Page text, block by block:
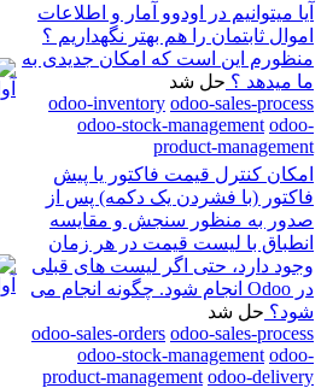
آیا میتوانیم در اودوو آمار و اطلاعات
اموال ثابتمان را هم بهتر نگهداریم ؟
منظورم این است که امکان جدیدی به
ما میدهد ؟ حل شد
odoo-inventory odoo-sales-process
odoo-stock-management odoo-
product-management
امکان کنترل قیمت فاکتور یا پیش
فاکتور (با فشردن یک دکمه) پس از
صدور به منظور سنجش و مقایسه
انطباق با لیست قیمت در هر زمان
وجود دارد، حتی اگر لیست های قبلی
در Odoo انجام شود. چگونه انجام می
شود؟ حل شد
odoo-sales-orders odoo-sales-process
odoo-stock-management odoo-
product-management odoo-delivery